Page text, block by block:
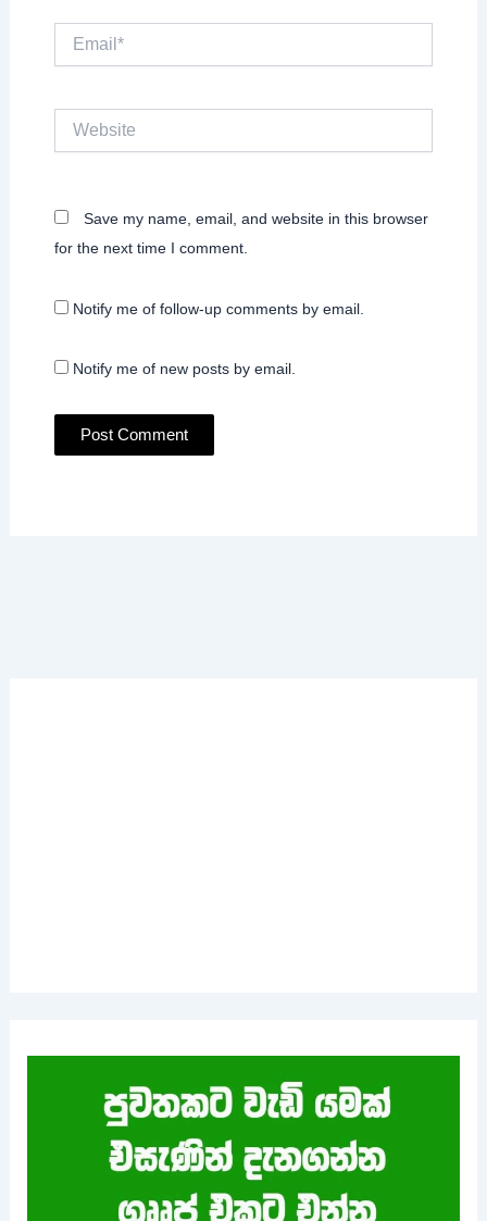
Email*
Save my name, email, and website in this browser
for the next time I comment.
Notify me of follow-up comments by email.
Notify me of new posts by email.